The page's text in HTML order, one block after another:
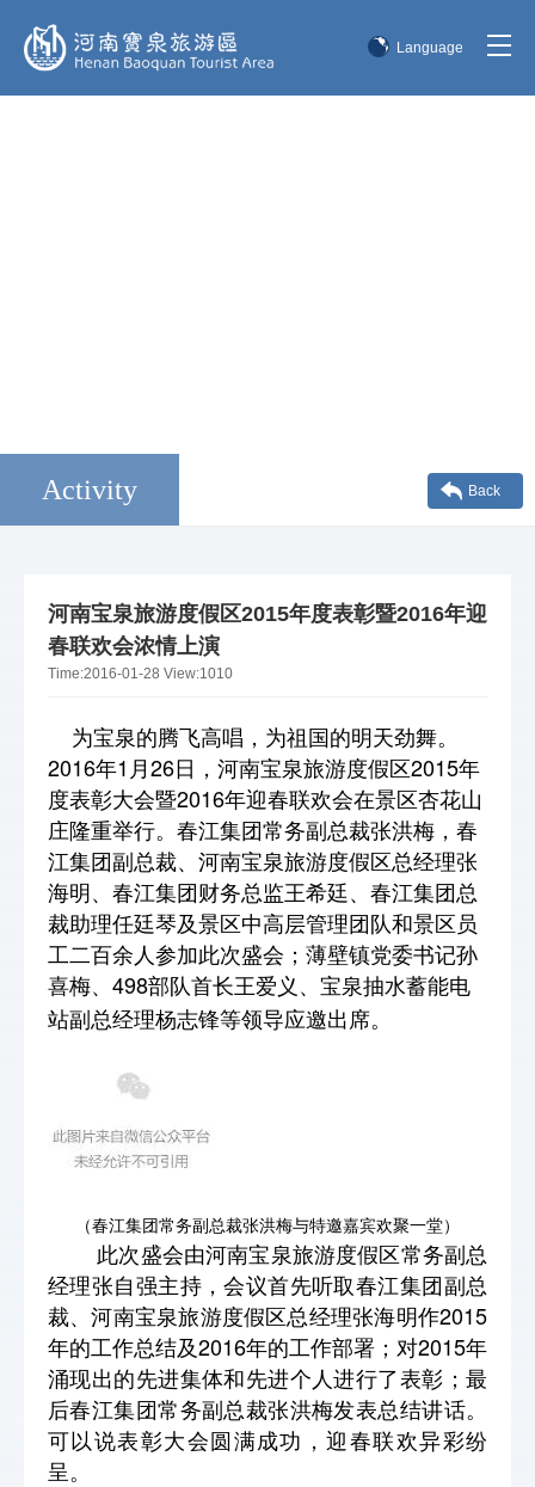
Language
Activity Back
河南宝泉旅游度假区2015年度表彰暨2016年迎
春联欢会浓情上演
Time:2016-01-28 View:1010
为宝泉的腾飞高唱，为祖国的明天劲舞。
2016年1月26日，河南宝泉旅游度假区2015年
度表彰大会暨2016年迎春联欢会在景区杏花山
庄隆重举行。春江集团常务副总裁张洪梅，春
江集团副总裁、河南宝泉旅游度假区总经理张
海明、春江集团财务总监王希廷、春江集团总
裁助理任廷琴及景区中高层管理团队和景区员
工二百余人参加此次盛会；薄壁镇党委书记孙
喜梅、498部队首长王爱义、宝泉抽水蓄能电
站副总经理杨志锋等领导应邀出席。
（春江集团常务副总裁张洪梅与特邀嘉宾欢聚一堂）
此次盛会由河南宝泉旅游度假区常务副总
经理张自强主持，会议首先听取春江集团副总
裁、河南宝泉旅游度假区总经理张海明作2015
年的工作总结及2016年的工作部署；对2015年
涌现出的先进集体和先进个人进行了表彰；最
后春江集团常务副总裁张洪梅发表总结讲话。
可以说表彰大会圆满成功，迎春联欢异彩纷
呈。